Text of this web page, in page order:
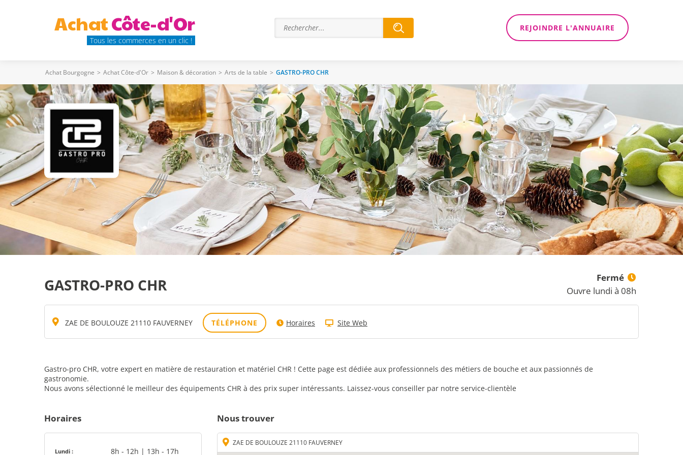
AchatCôte-d'Or
Tous les commerces en un clic !
REJOINDRE L'ANNUAIRE
Achat Bourgogne > Achat Côte-d'Or > Maison & décoration > Arts de la table > GASTRO-PRO CHR
GASTRO-PRO CHR
Fermé
Ouvre lundi à 08h
ZAE DE BOULOUZE 21110 FAUVERNEY TÉLÉPHONE Horaires Site Web
Gastro-pro CHR, votre expert en matière de restauration et matériel CHR ! Cette page est dédiée aux professionnels des métiers de bouche et aux passionnés de
gastronomie.
Nous avons sélectionné le meilleur des équipements CHR à des prix super intéressants. Laissez-vous conseiller par notre service-clientèle
Horaires
Lundi : 8h - 12h | 13h - 17h
Nous trouver
ZAE DE BOULOUZE 21110 FAUVERNEY